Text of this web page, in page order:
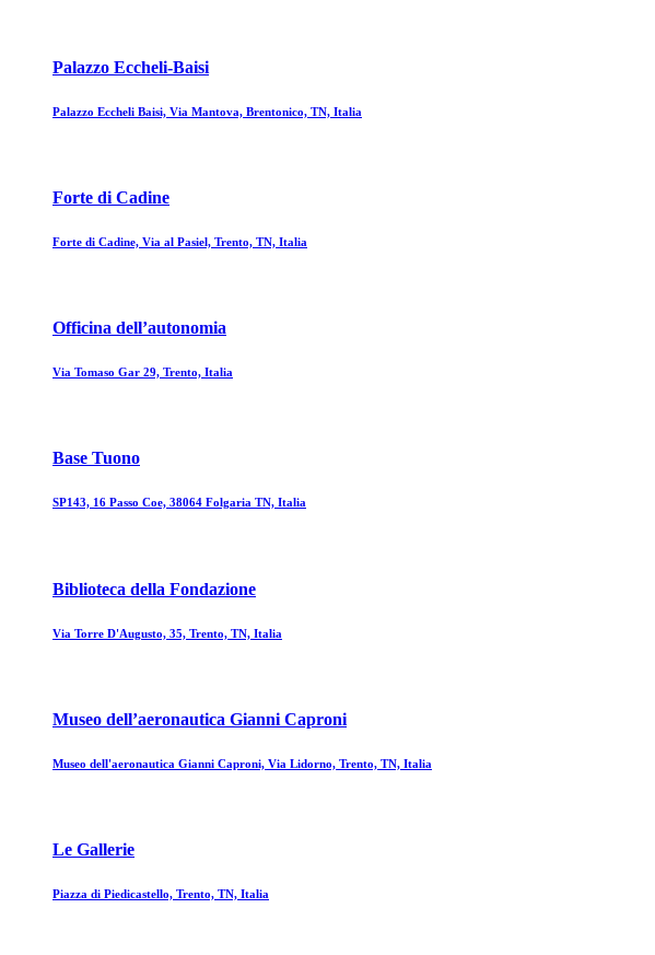
Palazzo Eccheli-Baisi
Palazzo Eccheli Baisi, Via Mantova, Brentonico, TN, Italia
Forte di Cadine
Forte di Cadine, Via al Pasiel, Trento, TN, Italia
Officina dell’autonomia
Via Tomaso Gar 29, Trento, Italia
Base Tuono
SP143, 16 Passo Coe, 38064 Folgaria TN, Italia
Biblioteca della Fondazione
Via Torre D'Augusto, 35, Trento, TN, Italia
Museo dell’aeronautica Gianni Caproni
Museo dell'aeronautica Gianni Caproni, Via Lidorno, Trento, TN, Italia
Le Gallerie
Piazza di Piedicastello, Trento, TN, Italia